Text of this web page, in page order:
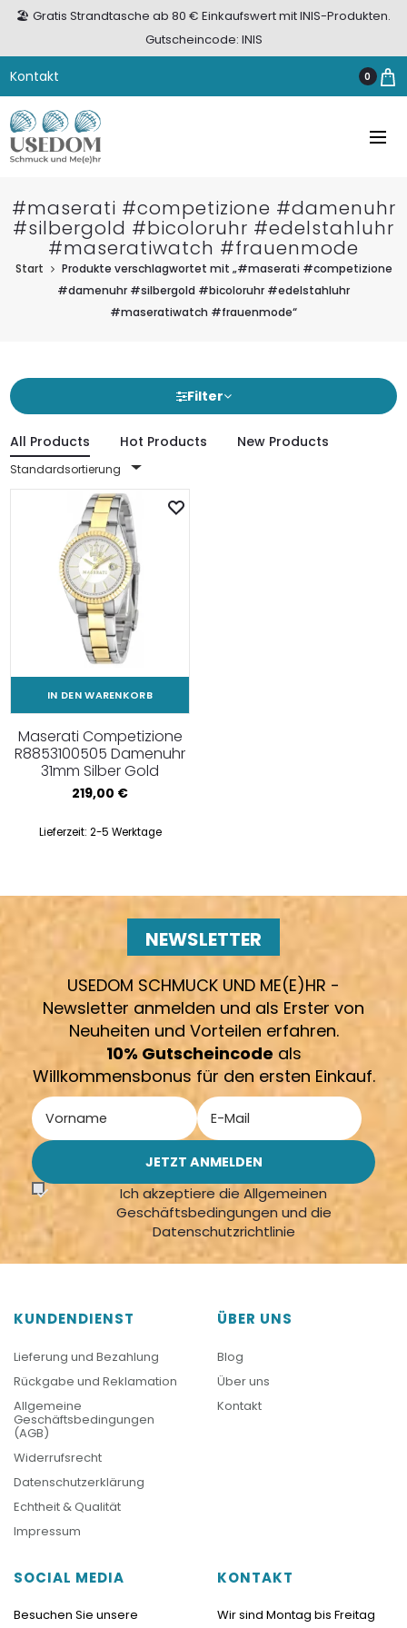
🏖️ Gratis Strandtasche ab 80 € Einkaufswert mit INIS-Produkten.
Gutscheincode: INIS
Kontakt 0
#maserati #competizione #damenuhr
#silbergold #bicoloruhr #edelstahluhr
#maseratiwatch #frauenmode
Start
Produkte verschlagwortet mit „#maserati #competizione
#damenuhr #silbergold #bicoloruhr #edelstahluhr
#maseratiwatch #frauenmode“
Filter
All Products Hot Products New Products
Standardsortierung
IN DEN WARENKORB
Maserati Competizione
R8853100505 Damenuhr
31mm Silber Gold
219,00 €
Lieferzeit: 2-5 Werktage
NEWSLETTER
USEDOM SCHMUCK UND ME(E)HR -
Newsletter anmelden und als Erster von
Neuheiten und Vorteilen erfahren.
10% Gutscheincode als
Willkommensbonus für den ersten Einkauf.
Ich akzeptiere die Allgemeinen
Geschäftsbedingungen und die
Datenschutzrichtlinie
KUNDENDIENST
Lieferung und Bezahlung
Rückgabe und Reklamation
Allgemeine
Geschäftsbedingungen
(AGB)
Widerrufsrecht
Datenschutzerklärung
Echtheit & Qualität
Impressum
ÜBER UNS
Blog
Über uns
Kontakt
SOCIAL MEDIA
Besuchen Sie unsere
KONTAKT
Wir sind Montag bis Freitag